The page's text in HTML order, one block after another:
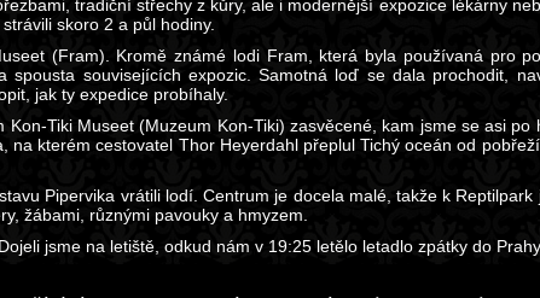
tradiční střechy z kůry, ale i modernější expozice lékárny
skoro 2 a půl hodiny.
(Fram). Kromě známé lodi Fram, která byla používaná pro
souvisejících expozic. Samotná loď se dala prochodit,
jak ty expedice probíhaly.
Kon-Tiki Museet (Muzeum Kon-Tiki) zasvěcené, kam jsme se asi po
na kterém cestovatel Thor Heyerdahl přeplul Tichý oceán od
Pipervika vrátili lodí. Centrum je docela malé, takže k Reptilpark
žábami, různými pavouky a hmyzem.
jsme na letiště, odkud nám v 19:25 letělo letadlo zpátky do